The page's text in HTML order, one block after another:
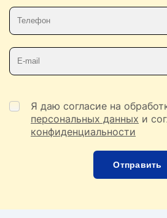
Я даю согласие на
персональных данных и
конфиденциальности